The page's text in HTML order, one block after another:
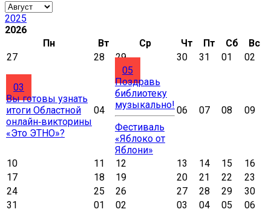
2025
2026
Пн
Вт Ср Чт Пт Сб
Вс
27
28 29 30 31 01 02
03
Вы готовы узнать
итоги Областной
онлайн‑викторины
«Это ЭТНО»?
04
05
Поздравь
библиотеку
музыкально!
Фестиваль
«Яблоко от
Яблони»
06 07 08 09
10 11 12 13 14 15
16
17
18 19 20 21 22
23
24
25 26 27 28 29
30
31
01 02 03 04 05
06